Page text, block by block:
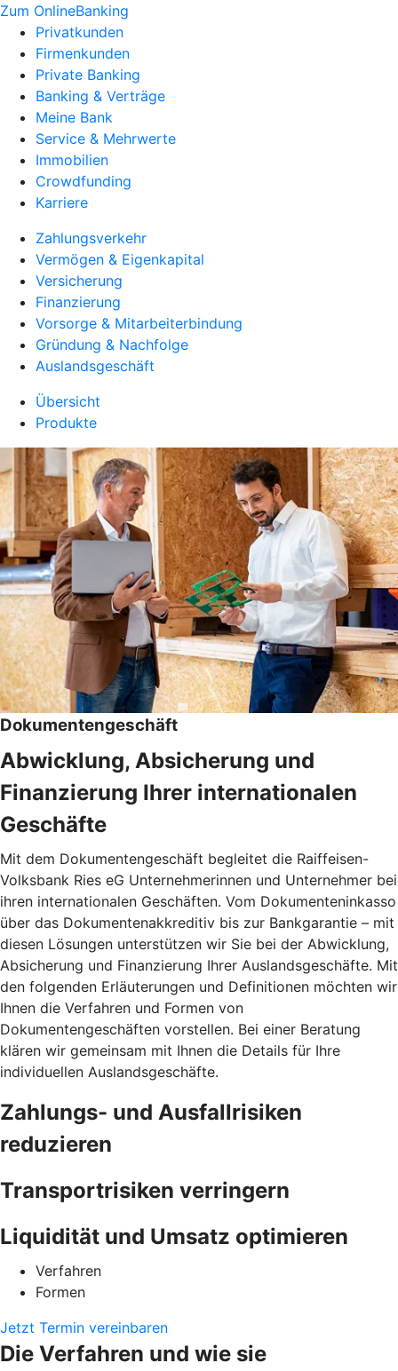
Zum OnlineBanking
Privatkunden
Firmenkunden
Private Banking
Banking & Verträge
Meine Bank
Service & Mehrwerte
Immobilien
Crowdfunding
Karriere
Zahlungsverkehr
Vermögen & Eigenkapital
Versicherung
Finanzierung
Vorsorge & Mitarbeiterbindung
Gründung & Nachfolge
Auslandsgeschäft
Übersicht
Produkte
Dokumentengeschäft
Abwicklung, Absicherung und
Finanzierung Ihrer internationalen
Geschäfte
Mit dem Dokumentengeschäft begleitet die Raiffeisen-
Volksbank Ries eG Unternehmerinnen und Unternehmer bei
ihren internationalen Geschäften. Vom Dokumenteninkasso
über das Dokumentenakkreditiv bis zur Bankgarantie – mit
diesen Lösungen unterstützen wir Sie bei der Abwicklung,
Absicherung und Finanzierung Ihrer Auslandsgeschäfte. Mit
den folgenden Erläuterungen und Definitionen möchten wir
Ihnen die Verfahren und Formen von
Dokumentengeschäften vorstellen. Bei einer Beratung
klären wir gemeinsam mit Ihnen die Details für Ihre
individuellen Auslandsgeschäfte.
Zahlungs- und Ausfallrisiken
reduzieren
Transportrisiken verringern
Liquidität und Umsatz optimieren
Verfahren
Formen
Jetzt Termin vereinbaren
Die Verfahren und wie sie